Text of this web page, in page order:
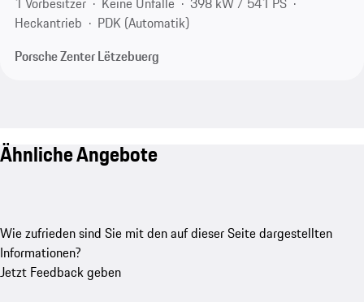
Heckantrieb
PDK (Automatik)
Porsche Zenter Lëtzebuerg
Ähnliche Angebote
Wie zufrieden sind Sie mit den auf dieser Seite dargestellten
Informationen?
Jetzt Feedback geben